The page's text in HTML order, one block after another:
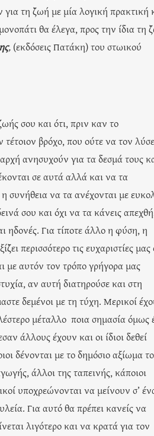
τη ζωή με μία λογική πρακτική
θα έλεγα, προς την ίδια τη
, (εκδόσεις Πατάκη) του στωικού
σου και ότι, πριν καν το
τέτοιον βρόχο, που ούτε να τον
ανησυχούν για τα δεσμά τους
σε αυτά αλλά και να τα
συνήθεια να τα ανέχονται με
σου και όχι να τα κάνεις
ηδονές. Για τίποτε άλλο η φύση, η
περισσότερο τις ευχαριστίες μας
με αυτόν τον τρόπο γρήγορα μας
αν αυτή διατηρούσε και στη
δεμένοι με τη τύχη. Μερικοί
μέταλλο ποια σημασία όμως
άλλους έχουν και οι ίδιοι δεθεί
δένονται με το δημόσιο αξίωμα
άλλοι της ταπεινής, κάποιοι
υποχρεώνονται να μείνουν σ’
Για αυτό θα πρέπει κανείς να
λιγότερο και να κρατά για τον